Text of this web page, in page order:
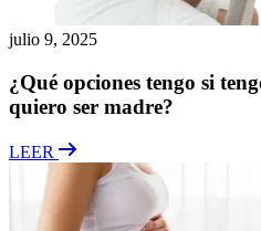
julio 9, 2025
¿Qué opciones tengo si
quiero ser madre?
LEER